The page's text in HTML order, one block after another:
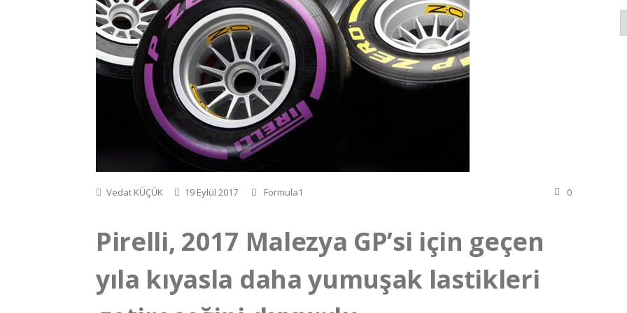
Vedat KÜÇÜK 19 Eylül 2017 Formula1 0
Pirelli, 2017 Malezya GP’si için geçen
yıla kıyasla daha yumuşak lastikleri